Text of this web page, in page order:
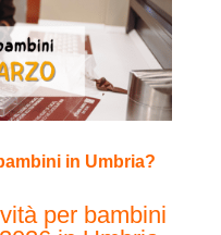
in Umbria?
per bambini